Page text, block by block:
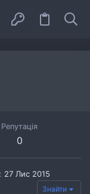
Репутація
0
27 Лис 2015
Знайти